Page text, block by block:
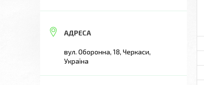
вул. Оборонна, 18, Черкаси,
Україна